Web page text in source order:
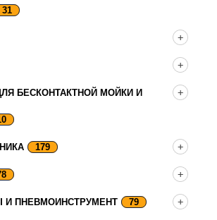
31
БЕСКОНТАКТНОЙ МОЙКИ И
179
И ПНЕВМОИНСТРУМЕНТ 79